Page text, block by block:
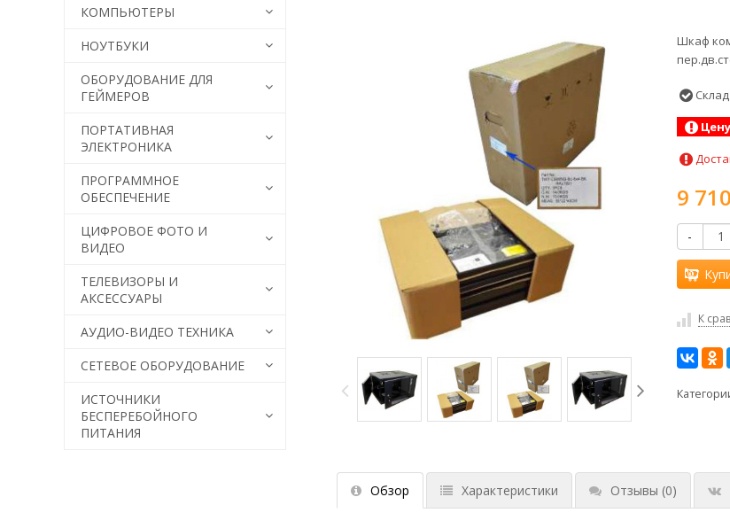
Шкаф
9 710
-
К
Обзор Характеристики Отзывы (0)
КОМПЬЮТЕРЫ
НОУТБУКИ
ОБОРУДОВАНИЕ ДЛЯ
ГЕЙМЕРОВ
ПОРТАТИВНАЯ
ЭЛЕКТРОНИКА
ПРОГРАММНОЕ
ОБЕСПЕЧЕНИЕ
ЦИФРОВОЕ ФОТО И
ВИДЕО
ТЕЛЕВИЗОРЫ И
АКСЕССУАРЫ
АУДИО-ВИДЕО ТЕХНИКА
СЕТЕВОЕ ОБОРУДОВАНИЕ
ИСТОЧНИКИ
БЕСПЕРЕБОЙНОГО
ПИТАНИЯ